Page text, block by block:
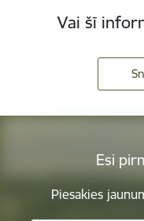
Vai šī
Esi
Piesakies